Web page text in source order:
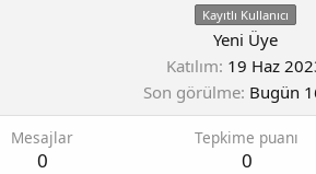
Kayıtlı Kullanıcı
Yeni Üye
Katılım 19 Haz
Son görülme Bugün
Mesajlar
0
Tepkime puanı
0